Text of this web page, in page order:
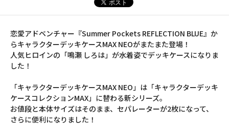
恋愛アドベンチャー『Summer Pockets REFLECTION BLUE』か
らキャラクターデッキケースMAX NEOがまたまた登場！
人気ヒロインの「鳴瀬 しろは」が水着姿でデッキケースになりま
した！
「キャラクターデッキケースMAX NEO」は「キャラクターデッキ
ケースコレクションMAX」に替わる新シリーズ。
お値段と本体サイズはそのまま、セパレーターが2枚になって、
さらに便利になりました！